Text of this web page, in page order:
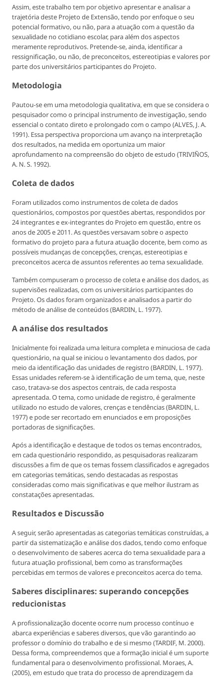
Assim, este trabalho tem por objetivo apresentar e analisar a
trajetória deste Projeto de Extensão, tendo por enfoque o seu
potencial formativo, ou não, para a atuação com a questão da
sexualidade no cotidiano escolar, para além dos aspectos
meramente reprodutivos. Pretende-se, ainda, identificar a
ressignificação, ou não, de preconceitos, estereotipias e valores por
parte dos universitários participantes do Projeto.
Metodologia
Pautou-se em uma metodologia qualitativa, em que se considera o
pesquisador como o principal instrumento de investigação, sendo
essencial o contato direto e prolongado com o campo (ALVES, J. A.
1991). Essa perspectiva proporciona um avanço na interpretação
dos resultados, na medida em oportuniza um maior
aprofundamento na compreensão do objeto de estudo (TRIVIÑOS,
A. N. S. 1992).
Coleta de dados
Foram utilizados como instrumentos de coleta de dados
questionários, compostos por questões abertas, respondidos por
24 integrantes e ex-integrantes do Projeto em questão, entre os
anos de 2005 e 2011. As questões versavam sobre o aspecto
formativo do projeto para a futura atuação docente, bem como as
possíveis mudanças de concepções, crenças, estereotipias e
preconceitos acerca de assuntos referentes ao tema sexualidade.
Também compuseram o processo de coleta e análise dos dados, as
supervisões realizadas, com os universitários participantes do
Projeto. Os dados foram organizados e analisados a partir do
método de análise de conteúdos (BARDIN, L. 1977).
A análise dos resultados
Inicialmente foi realizada uma leitura completa e minuciosa de cada
questionário, na qual se iniciou o levantamento dos dados, por
meio da identificação das unidades de registro (BARDIN, L. 1977).
Essas unidades referem-se à identificação de um tema, que, neste
caso, tratava-se dos aspectos centrais, de cada resposta
apresentada. O tema, como unidade de registro, é geralmente
utilizado no estudo de valores, crenças e tendências (BARDIN, L.
1977) e pode ser recortado em enunciados e em proposições
portadoras de significações.
Após a identificação e destaque de todos os temas encontrados,
em cada questionário respondido, as pesquisadoras realizaram
discussões a fim de que os temas fossem classificados e agregados
em categorias temáticas, sendo destacadas as respostas
consideradas como mais significativas e que melhor ilustram as
constatações apresentadas.
Resultados e Discussão
A seguir, serão apresentadas as categorias temáticas construídas, a
partir da sistematização e análise dos dados, tendo como enfoque
o desenvolvimento de saberes acerca do tema sexualidade para a
futura atuação profissional, bem como as transformações
percebidas em termos de valores e preconceitos acerca do tema.
Saberes disciplinares: superando concepções
reducionistas
A profissionalização docente ocorre num processo contínuo e
abarca experiências e saberes diversos, que vão garantindo ao
professor o domínio do trabalho e de si mesmo (TARDIF, M. 2000).
Dessa forma, compreendemos que a formação inicial é um suporte
fundamental para o desenvolvimento profissional. Moraes, A.
(2005), em estudo que trata do processo de aprendizagem da